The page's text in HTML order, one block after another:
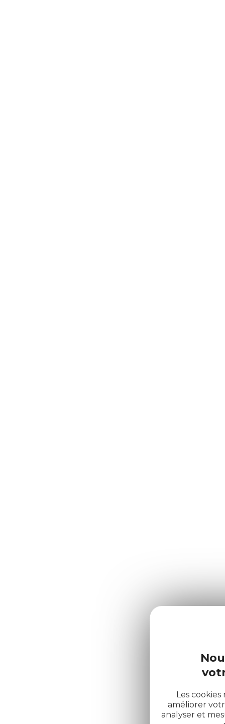
Les
améliorer
analyser et